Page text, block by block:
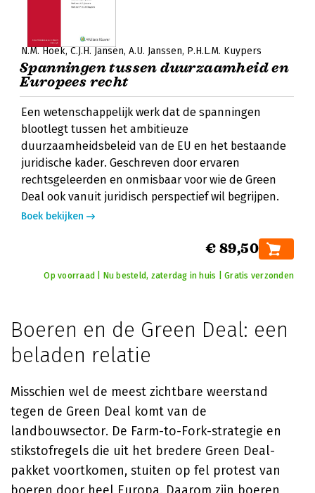
N.M. Hoek C.J.H. Jansen A.U. Janssen P.H.L.M. Kuypers
Spanningen tussen duurzaamheid en
Europees recht
Een wetenschappelijk werk dat de spanningen
blootlegt tussen het ambitieuze
duurzaamheidsbeleid van de EU en het bestaande
juridische kader. Geschreven door ervaren
rechtsgeleerden en onmisbaar voor wie de Green
Deal ook vanuit juridisch perspectief wil begrijpen.
Boek bekijken
€ 89,50
Op voorraad | Nu besteld, zaterdag in huis | Gratis verzonden
Boeren en de Green Deal: een
beladen relatie
Misschien wel de meest zichtbare weerstand
tegen de Green Deal komt van de
landbouwsector. De Farm-to-Fork-strategie en
stikstofregels die uit het bredere Green Deal-
pakket voortkomen, stuiten op fel protest van